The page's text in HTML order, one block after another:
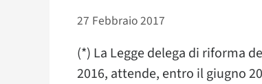
27 Febbraio 2017
(*) La Legge delega di riforma
2016, attende, entro il giugno